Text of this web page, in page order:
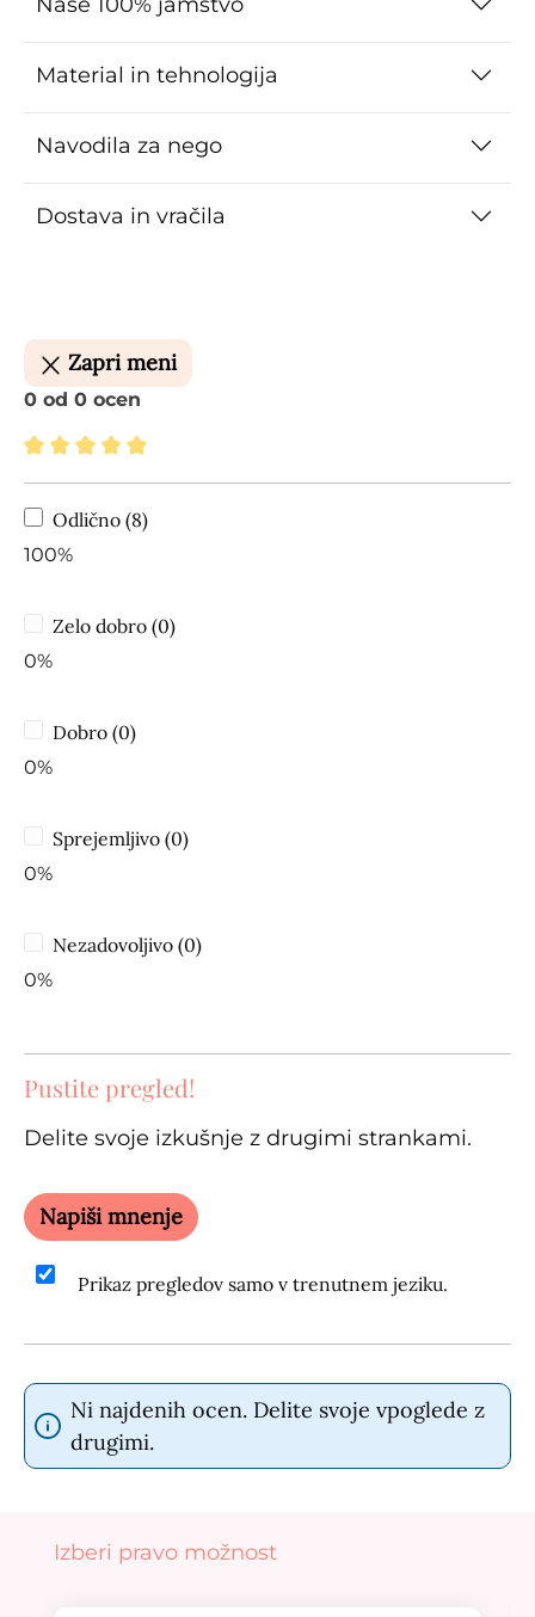
Material in tehnologija
Navodila za nego
Dostava in vračila
Zapri meni
0 od 0 ocen
Povprečna ocena 5 od 5 zvezdic
Odlično (8)
100%
Zelo dobro (0)
0%
Dobro (0)
0%
Sprejemljivo (0)
0%
Nezadovoljivo (0)
0%
Pustite pregled!
Delite svoje izkušnje z drugimi strankami.
Napiši mnenje
Prikaz pregledov samo v trenutnem jeziku.
Ni najdenih ocen. Delite svoje vpoglede z
drugimi.
Preskoči galerijo izdelkov
Izberi pravo možnost